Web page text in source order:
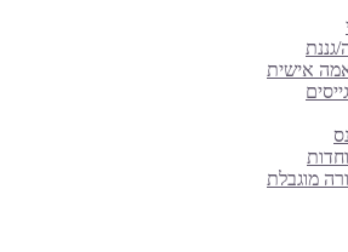
גננת
אישית
מוגבלת